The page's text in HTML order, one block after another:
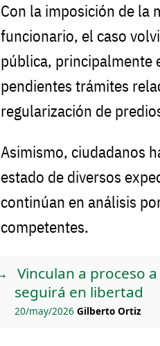
Con la imposición de la
funcionario, el caso
pública, principalmente
pendientes trámites
regularización de
Asimismo, ciudadanos
estado de diversos
continúan en análisis
competentes.
Vinculan a proceso a
seguirá en libertad
20/may/2026 Gilberto Ortiz